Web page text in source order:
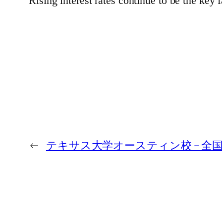
← テキサス大学オースティン校 – 全